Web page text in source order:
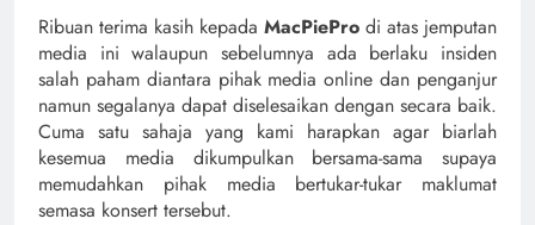
Ribuan terima kasih kepada MacPiePro di atas jemputan
media ini walaupun sebelumnya ada berlaku insiden
salah paham diantara pihak media online dan penganjur
namun segalanya dapat diselesaikan dengan secara baik.
Cuma satu sahaja yang kami harapkan agar biarlah
kesemua media dikumpulkan bersama-sama supaya
memudahkan pihak media bertukar-tukar maklumat
semasa konsert tersebut.